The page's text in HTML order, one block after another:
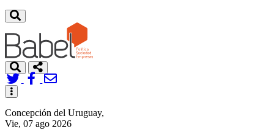
Toggle
navigation
Concepción del Uruguay,
Vie, 07 ago 2026